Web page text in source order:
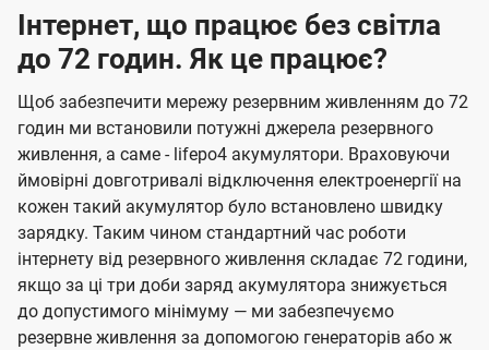
Інтернет, що працює без світла
до 72 годин. Як це працює?
Щоб забезпечити мережу резервним живленням до 72
годин ми встановили потужні джерела резервного
живлення, а саме - lifepo4 акумулятори. Враховуючи
ймовірні довготривалі відключення електроенергії на
кожен такий акумулятор було встановлено швидку
зарядку. Таким чином стандартний час роботи
інтернету від резервного живлення складає 72 години,
якщо за ці три доби заряд акумулятора знижується
до допустимого мінімуму — ми забезпечуємо
резервне живлення за допомогою генераторів або ж